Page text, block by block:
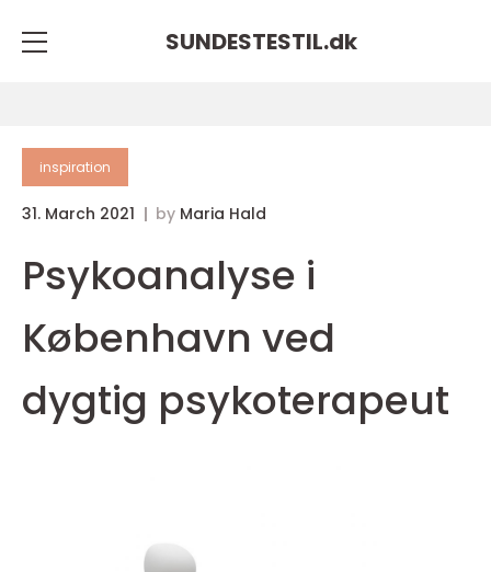
SUNDESTESTIL.dk
inspiration
31. March 2021 by Maria Hald
Psykoanalyse i
København ved
dygtig psykoterapeut